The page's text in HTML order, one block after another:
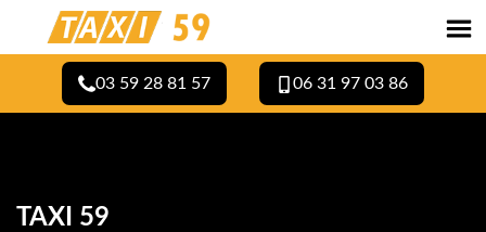
03 59 28 81 57 06 31 97 03 86
TAXI 59